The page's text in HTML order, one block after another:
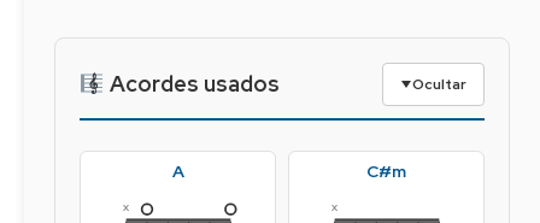
Acordes usados Ocultar
A
x
C#m
x